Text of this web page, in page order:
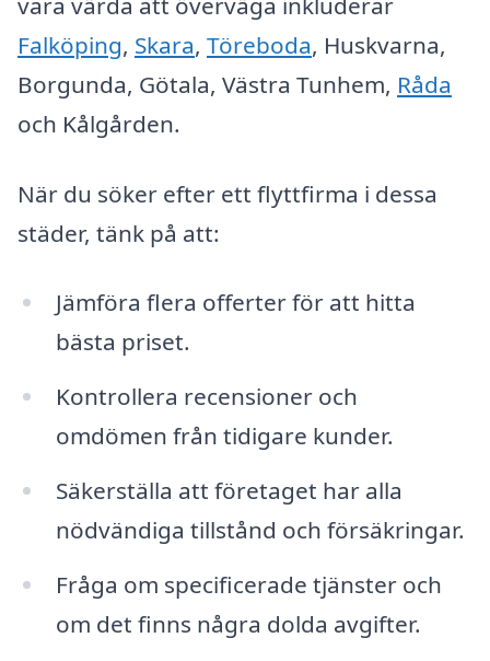
Falköping, Skara, Töreboda, Huskvarna,
Borgunda, Götala, Västra Tunhem, Råda
och Kålgården.
När du söker efter ett flyttfirma i dessa
städer, tänk på att:
Jämföra flera offerter för att hitta
bästa priset.
Kontrollera recensioner och
omdömen från tidigare kunder.
Säkerställa att företaget har alla
nödvändiga tillstånd och försäkringar.
Fråga om specificerade tjänster och
om det finns några dolda avgifter.